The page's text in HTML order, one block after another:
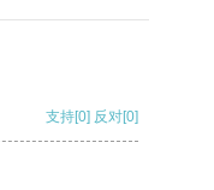
支持[0] 反对[0]